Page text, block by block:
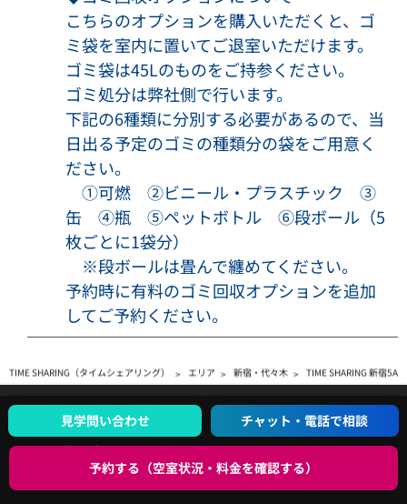
・会議室内の備品のトラブルによる損害について当社は一切
の責任を負いません。
・利用者が、利用規約および各ページに記載されたキャンセ
ルポリシー、注意事項に違反した際に発生した一切の損害に
ついて当社は一切の責任を負いません。
・当社は、以下のいずれかに該当する場合には、利用者に事
前に通知することなく、本サービスの利用の全部または一部
を停止または中断する場合があります。
・① 本サービスに係るコンピューター・システムの点検また
は保守作業を定期的または緊急に行う場合
・② コンピューター、通信回線等が事故により停止した場合
・③ 火災、停電、天災地変などの不可抗力により本サービス
の運営ができなくなった場合
・④ 外部予約サイトにて、トラブル、サービス提供の中断ま
たは停止、本サービスとの連携の停止、仕様変更等が生じた
場合
・⑤ 本サービスの提供に必要な設備の障害等により本サービ
スの提供が困難となった場合
以下の項目のいずれかに該当すると判明した場合、ご予約後
こちらのオプションを購入いただくと、ゴ
ミ袋を室内に置いてご退室いただけます。
ゴミ袋は45Lのものをご持参ください。
ゴミ処分は弊社側で行います。
下記の6種類に分別する必要があるので、当
日出る予定のゴミの種類分の袋をご用意く
ださい。
①可燃 ②ビニール・プラスチック ③
缶 ④瓶 ⑤ペットボトル ⑥段ボール（5
枚ごとに1袋分）
※段ボールは畳んで纏めてください。
予約時に有料のゴミ回収オプションを追加
してご予約ください。
TIME SHARING（タイムシェアリング） エリア 新宿・代々木 TIME SHARING 新宿5A
GUIDE
使い方ガイド
運営会社
見学問い合わせ チャット・電話で相談
予約する（空室状況・料金を確認する）